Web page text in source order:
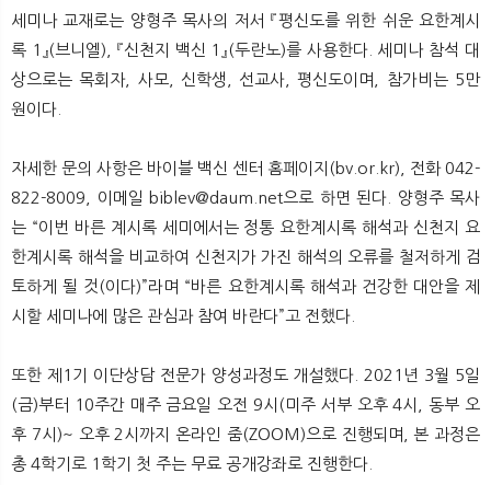
세미나 교재로는 양형주 목사의 저서 『평신도를 위한 쉬운 요한계시
록 1』(브니엘), 『신천지 백신 1』(두란노)를 사용한다. 세미나 참석 대
상으로는 목회자, 사모, 신학생, 선교사, 평신도이며, 참가비는 5만
원이다.
자세한 문의 사항은 바이블 백신 센터 홈페이지(bv.or.kr), 전화 042-
822-8009, 이메일 biblev@daum.net으로 하면 된다. 양형주 목사
는 “이번 바른 계시록 세미에서는 정통 요한계시록 해석과 신천지 요
한계시록 해석을 비교하여 신천지가 가진 해석의 오류를 철저하게 검
토하게 될 것(이다)”라며 “바른 요한계시록 해석과 건강한 대안을 제
시할 세미나에 많은 관심과 참여 바란다”고 전했다.
또한 제1기 이단상담 전문가 양성과정도 개설했다. 2021년 3월 5일
(금)부터 10주간 매주 금요일 오전 9시(미주 서부 오후 4시, 동부 오
후 7시)~ 오후 2시까지 온라인 줌(ZOOM)으로 진행되며, 본 과정은
총 4학기로 1학기 첫 주는 무료 공개강좌로 진행한다.